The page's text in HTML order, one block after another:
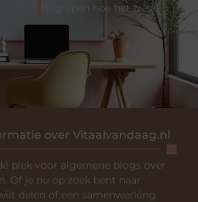
over Vitaalvandaag.nl
plek voor algemene blogs over
Of je nu op zoek bent naar
delen of een samenwerking
Begrijpen hoe het Nederlandse tandheelkundige systeem werkt